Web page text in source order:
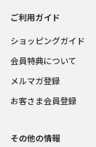
ご利用ガイド
ショッピングガイド
会員特典について
メルマガ登録
お客さま会員登録
その他の情報